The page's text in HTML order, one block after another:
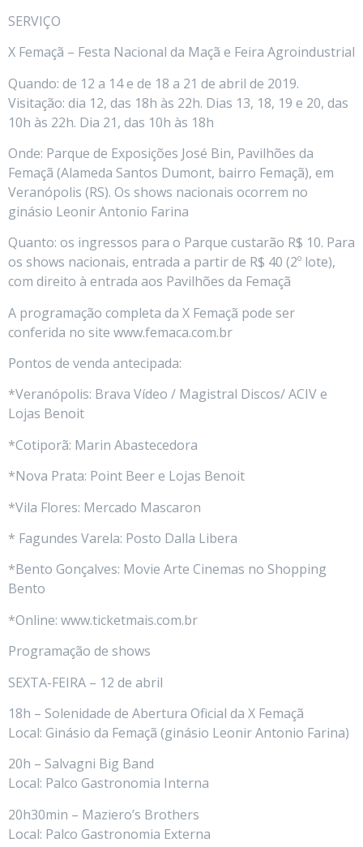
SERVIÇO
X Femaçã – Festa Nacional da Maçã e Feira Agroindustrial
Quando: de 12 a 14 e de 18 a 21 de abril de 2019.
Visitação: dia 12, das 18h às 22h. Dias 13, 18, 19 e 20, das
10h às 22h. Dia 21, das 10h às 18h
Onde: Parque de Exposições José Bin, Pavilhões da
Femaçã (Alameda Santos Dumont, bairro Femaçã), em
Veranópolis (RS). Os shows nacionais ocorrem no
ginásio Leonir Antonio Farina
Quanto: os ingressos para o Parque custarão R$ 10. Para
os shows nacionais, entrada a partir de R$ 40 (2º lote),
com direito à entrada aos Pavilhões da Femaçã
A programação completa da X Femaçã pode ser
conferida no site www.femaca.com.br
Pontos de venda antecipada:
*Veranópolis: Brava Vídeo / Magistral Discos/ ACIV e
Lojas Benoit
*Cotiporã: Marin Abastecedora
*Nova Prata: Point Beer e Lojas Benoit
*Vila Flores: Mercado Mascaron
* Fagundes Varela: Posto Dalla Libera
*Bento Gonçalves: Movie Arte Cinemas no Shopping
Bento
*Online: www.ticketmais.com.br
Programação de shows
SEXTA-FEIRA – 12 de abril
18h – Solenidade de Abertura Oficial da X Femaçã
Local: Ginásio da Femaçã (ginásio Leonir Antonio Farina)
20h – Salvagni Big Band
Local: Palco Gastronomia Interna
20h30min – Maziero’s Brothers
Local: Palco Gastronomia Externa